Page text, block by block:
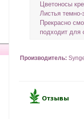
Цветоносы
Листья
Прекрасно
подходит для
Производитель: